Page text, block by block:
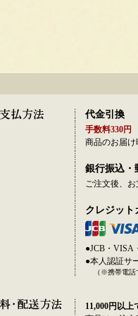
代金引換
手数料330円
商品のお届け
銀行振込・
ご注文後、
クレジット
●JCB・VISA
●本人認証サ
（※携帯電話
11,000円以上